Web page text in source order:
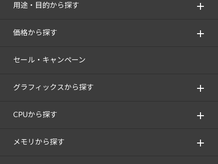
用途・目的から探す
価格から探す
セール・キャンペーン
グラフィックスから探す
CPUから探す
メモリから探す